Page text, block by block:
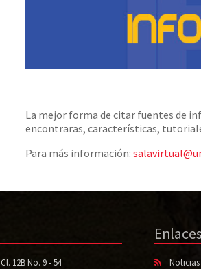
La mejor forma de citar fuentes de
encontraras, características,
Para más información:
Cl. 12B No. 9 - 54 Noticias